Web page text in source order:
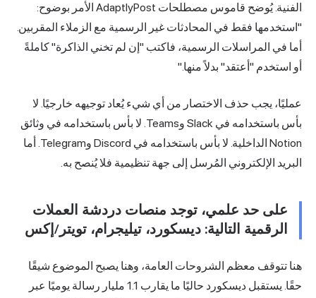
الفنية. يُوضح قاموس مصطلحات AdaptlyPost الأمر بوضوح:
"استخدمها فقط في المحادثات غير الرسمية مع الزملاء المقربين.
أما في المراسلات الرسمية، فاكتب "إن لم تخني الذاكرة" كاملةً
أو استخدم "أعتقد" بدلاً منها."
عمليًا، يجب حذف الاختصار من أي شيء يُعاد توجيهه خارجيًا. لا
بأس باستخدامه في Slack وTeams. لا بأس باستخدامه في وثائق
Notion الداخلية. لا بأس باستخدامه في Discord وTelegram. أما
البريد الإلكتروني المُرسل إلى جهة تنظيمية فلا يُنصح به.
على حد علمي، توجد منصات دردشة العملات
الرقمية التالية: ديسكورد، تيليجرام، تويتر/إكس
هنا تتوقف معظم الشروحات العامة، وهنا يصبح الموضوع شيقًا
حقًا. يستقبل ديسكورد حاليًا ما يقارب 1.1 مليار رسالة يوميًا عبر